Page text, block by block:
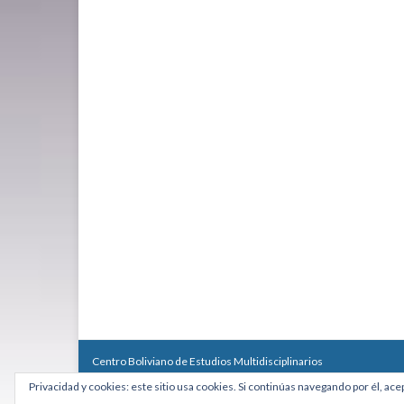
Centro Boliviano de Estudios Multidisciplinarios
Calle Macario Pinilla # 2588 esq. Av. Arce, Edificio Arcadia,
Teléfono: +591 2431818 - Celular: +591 73027636
Privacidad y cookies: este sitio usa cookies. Si continúas navegando por él,